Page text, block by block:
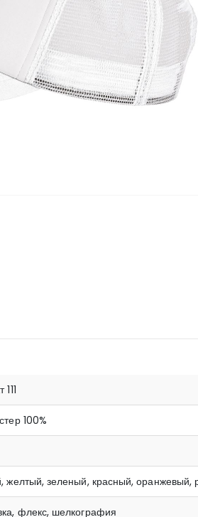
100%
желтый, зеленый, красный, оранжевый,
флекс, шелкография